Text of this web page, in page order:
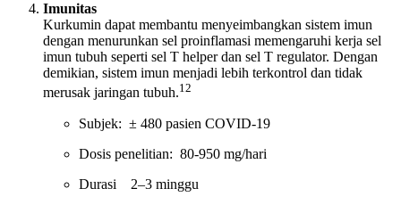
Imunitas
Kurkumin dapat membantu menyeimbangkan sistem imun
dengan menurunkan sel proinflamasi memengaruhi kerja sel
imun tubuh seperti sel T helper dan sel T regulator. Dengan
demikian, sistem imun menjadi lebih terkontrol dan tidak
merusak jaringan tubuh.12
Subjek: ± 480 pasien COVID-19
Dosis penelitian: 80-950 mg/hari
Durasi 2–3 minggu